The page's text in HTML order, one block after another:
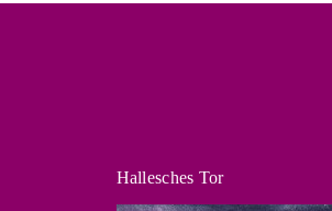
Hallesches Tor